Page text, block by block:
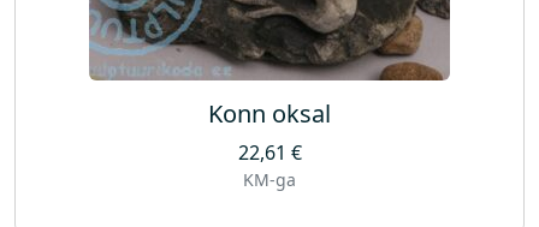
Konn oksal
22,61 €
KM-ga